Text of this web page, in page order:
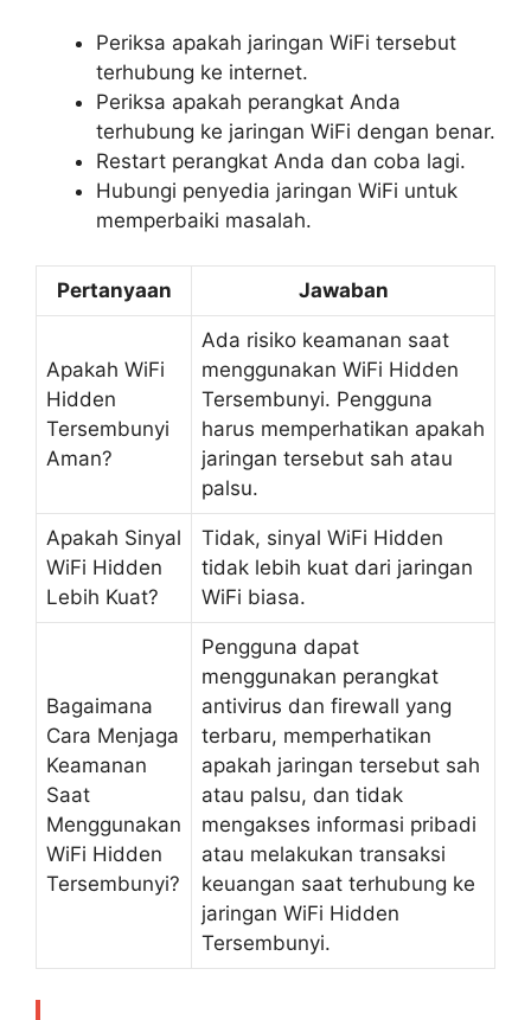
Periksa apakah jaringan WiFi tersebut
terhubung ke internet.
Periksa apakah perangkat Anda
terhubung ke jaringan WiFi dengan benar.
Restart perangkat Anda dan coba lagi.
Hubungi penyedia jaringan WiFi untuk
memperbaiki masalah.
Pertanyaan Jawaban
Apakah WiFi
Hidden
Tersembunyi
Aman?
Ada risiko keamanan saat
menggunakan WiFi Hidden
Tersembunyi. Pengguna
harus memperhatikan apakah
jaringan tersebut sah atau
palsu.
Apakah Sinyal
WiFi Hidden
Lebih Kuat?
Tidak, sinyal WiFi Hidden
tidak lebih kuat dari jaringan
WiFi biasa.
Bagaimana
Cara Menjaga
Keamanan
Saat
Menggunakan
WiFi Hidden
Tersembunyi?
Pengguna dapat
menggunakan perangkat
antivirus dan firewall yang
terbaru, memperhatikan
apakah jaringan tersebut sah
atau palsu, dan tidak
mengakses informasi pribadi
atau melakukan transaksi
keuangan saat terhubung ke
jaringan WiFi Hidden
Tersembunyi.